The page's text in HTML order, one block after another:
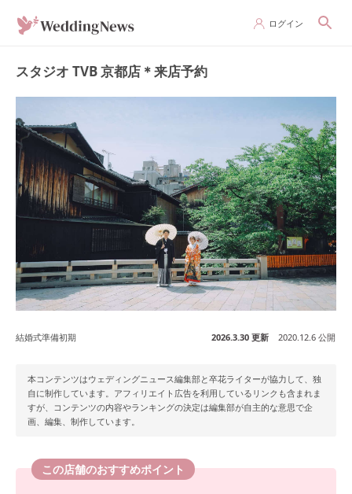
ログイン
スタジオ TVB 京都店＊来店予約
結婚式準備初期 2026.3.30 更新 2020.12.6 公開
本コンテンツはウェディングニュース編集部と卒花ライターが協力して、独
自に制作しています。アフィリエイト広告を利用しているリンクも含まれま
すが、コンテンツの内容やランキングの決定は編集部が自主的な意思で企
画、編集、制作しています。
この店舗のおすすめポイント